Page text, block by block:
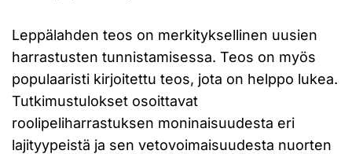
Leppälahden teos on merkityksellinen uusien
harrastusten tunnistamisessa. Teos on myös
populaaristi kirjoitettu teos, jota on helppo lukea.
Tutkimustulokset osoittavat
roolipeliharrastuksen moninaisuudesta eri
lajityypeistä ja sen vetovoimaisuudesta nuorten